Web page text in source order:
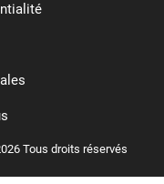
Tous droits réservés